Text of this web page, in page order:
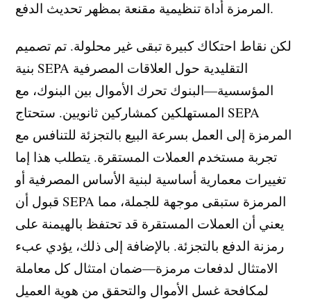
المرمزة أداة تنظيمية مقنعة بمظهر تحديث الدفع.
لكن نقاط احتكاك كبيرة تبقى غير محلولة. تم تصميم
بنية SEPA التقليدية حول العلاقات المصرفية
المؤسسية—البنوك تحرك الأموال بين البنوك، مع
المستهلكين كمشاركين ثانويين. ستحتاج SEPA
المرمزة إلى العمل بسرعة البيع بالتجزئة للتنافس مع
تجربة مستخدم العملات المستقرة. يتطلب هذا إما
تغييرات معمارية أساسية لبنية الأساس المصرفية أو
قبول أن SEPA المرمزة ستبقى موجهة للجملة، مما
يعني أن العملات المستقرة قد تحتفظ بالهيمنة على
رمزنة الدفع بالتجزئة. بالإضافة إلى ذلك، يؤدي عبء
الامتثال لدفعات مرمزة—ضمان امتثال كل معاملة
لمكافحة غسل الأموال والتحقق من هوية العميل